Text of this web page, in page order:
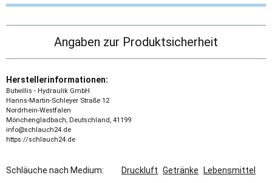
Angaben zur Produktsicherheit
Herstellerinformationen:
Butwillis - Hydraulik GmbH
Hanns-Martin-Schleyer Straße 12
Nordrhein-Westfalen
Mönchengladbach, Deutschland, 41199
info@schlauch24.de
https://schlauch24.de
Schläuche nach Medium: Druckluft Getränke
Lebensmittel